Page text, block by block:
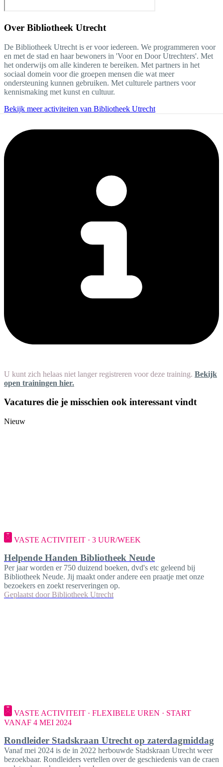
Over Bibliotheek Utrecht
De Bibliotheek Utrecht is er voor iedereen. We programmeren voor
en met de stad en haar bewoners in 'Voor en Door Utrechters'. Met
het onderwijs om alle kinderen te bereiken. Met partners in het
sociaal domein voor die groepen mensen die wat meer
ondersteuning kunnen gebruiken. Met culturele partners voor
kennismaking met kunst en cultuur.
Bekijk meer activiteiten van Bibliotheek Utrecht
U kunt zich helaas niet langer registreren voor deze training. Bekijk
open trainingen hier.
Vacatures die je misschien ook interessant vindt
Nieuw
VASTE ACTIVITEIT · 3 UUR/WEEK
Helpende Handen Bibliotheek Neude
Per jaar worden er 750 duizend boeken, dvd's etc geleend bij
Bibliotheek Neude. Jij maakt onder andere een praatje met onze
bezoekers en zoekt reserveringen op.
Geplaatst door Bibliotheek Utrecht
VASTE ACTIVITEIT · FLEXIBELE UREN · START
VANAF 4 MEI 2024
Rondleider Stadskraan Utrecht op zaterdagmiddag
Vanaf mei 2024 is de in 2022 herbouwde Stadskraan Utrecht weer
bezoekbaar. Rondleiders vertellen over de geschiedenis van de craen